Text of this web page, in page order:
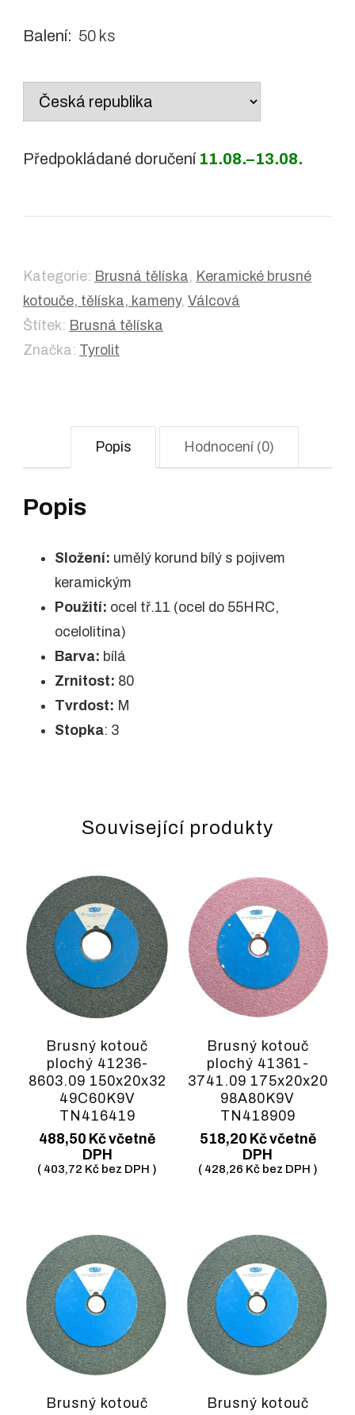
Balení: 50 ks
Country
Předpokládané doručení 11.08.–13.08.
Kategorie: Brusná tělíska, Keramické brusné
kotouče, tělíska, kameny, Válcová
Štítek: Brusná tělíska
Značka: Tyrolit
Popis Hodnocení (0)
Popis
Složení: umělý korund bílý s pojivem
keramickým
Použití: ocel tř.11 (ocel do 55HRC,
ocelolitina)
Barva: bílá
Zrnitost: 80
Tvrdost: M
Stopka: 3
Související produkty
Brusný kotouč
plochý 41236-
8603.09 150x20x32
49C60K9V
TN416419
488,50 Kčvčetně
DPH
( 403,72 Kč bez DPH )
Brusný kotouč
plochý 41361-
3741.09 175x20x20
98A80K9V
TN418909
518,20 Kčvčetně
DPH
( 428,26 Kčbez DPH )
Brusný kotouč
Brusný kotouč